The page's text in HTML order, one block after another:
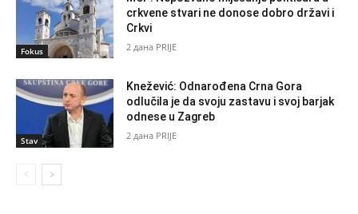
Fokus
crkvene stvari ne donose dobro državi i
Crkvi
2 дана PRIJE
Stav
Knežević: Odnarođena Crna Gora
odlučila je da svoju zastavu i svoj barjak
odnese u Zagreb
2 дана PRIJE